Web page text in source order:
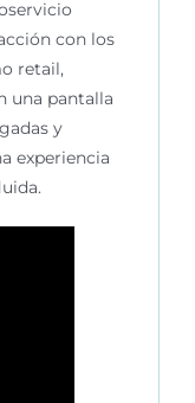
con los
retail,
una pantalla
y
experiencia